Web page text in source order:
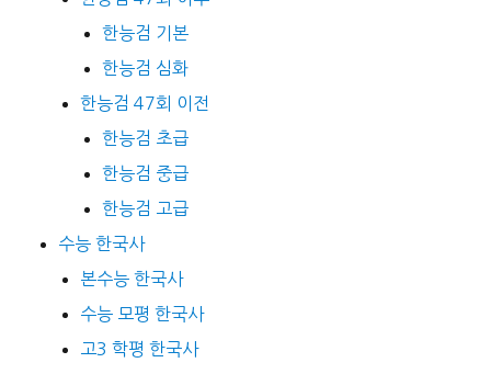
한능검 기본
한능검 심화
한능검 47회 이전
한능검 초급
한능검 중급
한능검 고급
수능 한국사
본수능 한국사
수능 모평 한국사
고3 학평 한국사